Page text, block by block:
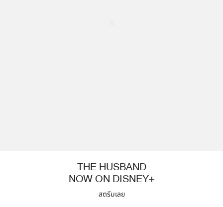
THE HUSBAND
NOW ON DISNEY+
สตรีมเลย